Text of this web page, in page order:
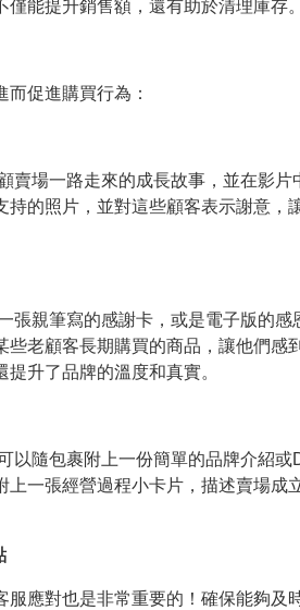
能提升銷售額，還有助於清理庫存。
促進購買行為：
賣場一路走來的成長故事，並在影片
的照片，並對這些顧客表示謝意，
張親筆寫的感謝卡，或是電子版的感
老顧客長期購買的商品，讓他們感
升了品牌的溫度和真實。
以隨包裹附上一份簡單的品牌介紹或
一張經營過程小卡片，描述賣場成
應對也是非常重要的！確保能夠及